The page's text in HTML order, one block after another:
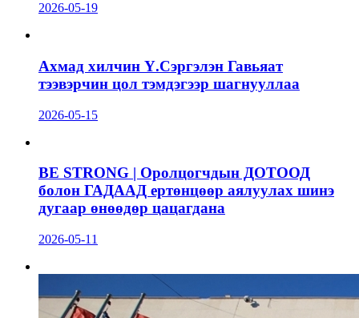
2026-05-19
Ахмад хилчин Ү.Сэргэлэн Гавьяат
тээвэрчин цол тэмдэгээр шагнууллаа
2026-05-15
BE STRONG | Оролцогчдын ДОТООД
болон ГАДААД ертөнцөөр аялуулах шинэ
дугаар өнөөдөр цацагдана
2026-05-11